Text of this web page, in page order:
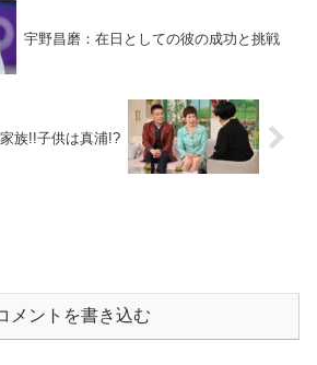
宇野昌磨：在日としての彼の成功と挑戦
族!!子供は真浦!?
メントを書き込む